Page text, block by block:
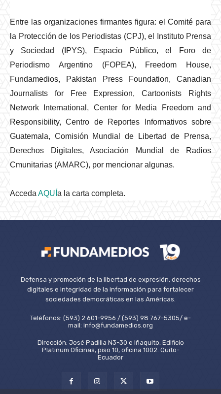
Entre las organizaciones firmantes figura: el Comité para
la Protección de los Periodistas (CPJ), el Instituto Prensa
y Sociedad (IPYS), Espacio Público, el Foro de
Periodismo Argentino (FOPEA), Freedom House,
Fundamedios, Pakistan Press Foundation, Canadian
Journalists for Free Expression, Cartoonists Rights
Network International, Center for Media Freedom and
Responsibility, Centro de Reportes Informativos sobre
Guatemala, Comisión Mundial de Libertad de Prensa,
Derechos Digitales, Asociación Mundial de Radios
Cmunitarias (AMARC), por mencionar algunas.
Acceda AQUÍ a la carta completa.
Defensa y promoción de la libertad de expresión, derechos
digitales e integridad de la información para fortalecer
sociedades democráticas en las Américas.
Teléfonos: (593) 2 601-9956 / (593) 98 767-5305/ e-
mail: info@fundamedios.org
Dirección: José Padilla N3-30 e Iñaquito, Edificio
Platinum Oficinas, piso 10, oficina 1002. Quito-
Ecuador